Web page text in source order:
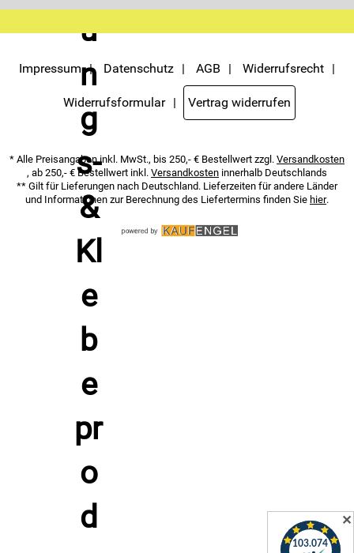
kann ich jederzeit mit Wirkung für die Zukunft widerrufen. Die
Servicemenü unten rechts, oder indem Sie den Link "Abmelden" am
Ende des Newsletters anklicken. Die
Datenschutzerklärunghabe ich
zur Kenntnis genommen.
Impressum Datenschutz AGB Widerrufsrecht
Widerrufsformular Vertrag widerrufen
* Alle Preisangaben inkl. MwSt., bis 250,- € Bestellwert zzgl. Versandkosten
, ab 250,- € Bestellwert inkl. Versandkosten innerhalb Deutschlands
** Gilt für Lieferungen nach Deutschland. Lieferzeiten für andere Länder
und Informationen zur Berechnung des Liefertermins finden Sie hier.
✕